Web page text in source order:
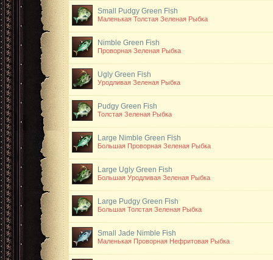
Small Pudgy Green Fish
Маленькая Толстая Зеленая Рыбка
Nimble Green Fish
Проворная Зеленая Рыбка
Ugly Green Fish
Уродливая Зеленая Рыбка
Pudgy Green Fish
Толстая Зеленая Рыбка
Large Nimble Green Fish
Большая Проворная Зеленая Рыбка
Large Ugly Green Fish
Большая Уродливая Зеленая Рыбка
Large Pudgy Green Fish
Большая Толстая Зеленая Рыбка
Small Jade Nimble Fish
Маленькая Проворная Нефритовая Рыбка